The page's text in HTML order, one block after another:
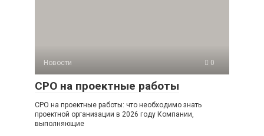
Новости 0
СРО на проектные работы
СРО на проектные работы: что необходимо знать
проектной организации в 2026 году Компании,
выполняющие